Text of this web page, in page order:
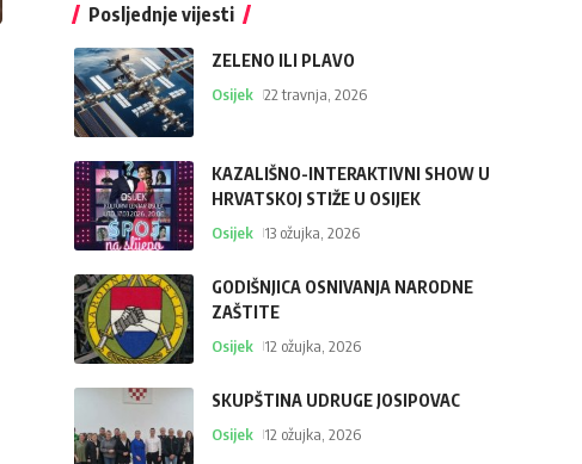
Posljednje vijesti
ZELENO ILI PLAVO
Osijek 22 travnja, 2026
KAZALIŠNO-INTERAKTIVNI SHOW U
HRVATSKOJ STIŽE U OSIJEK
Osijek 13 ožujka, 2026
GODIŠNJICA OSNIVANJA NARODNE
ZAŠTITE
Osijek 12 ožujka, 2026
SKUPŠTINA UDRUGE JOSIPOVAC
Osijek 12 ožujka, 2026